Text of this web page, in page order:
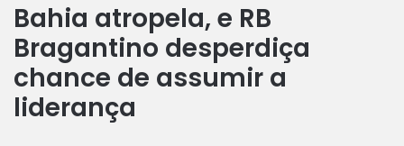
Bahia atropela, e RB
Bragantino desperdiça
chance de assumir a
liderança